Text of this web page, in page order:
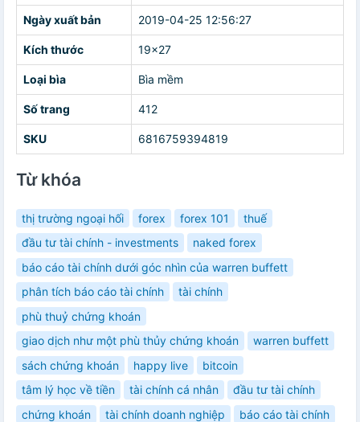
Ngày xuất bản 2019-04-25 12:56:27
Kích thước 19x27
Loại bìa Bìa mềm
Số trang 412
SKU 6816759394819
Từ khóa
thị trường ngoại hối forex forex 101
thuế
đầu tư tài chính - investments
naked forex
báo cáo tài chính dưới góc nhìn của warren buffett
phân tích báo cáo tài chính
tài chính
phù thuỷ chứng khoán
giao dịch như một phù thủy chứng khoán
warren buffett
sách chứng khoán
happy live
bitcoin
tâm lý học về tiền
tài chính cá nhân
đầu tư tài chính
chứng khoán
tài chính doanh nghiệp
báo cáo tài chính